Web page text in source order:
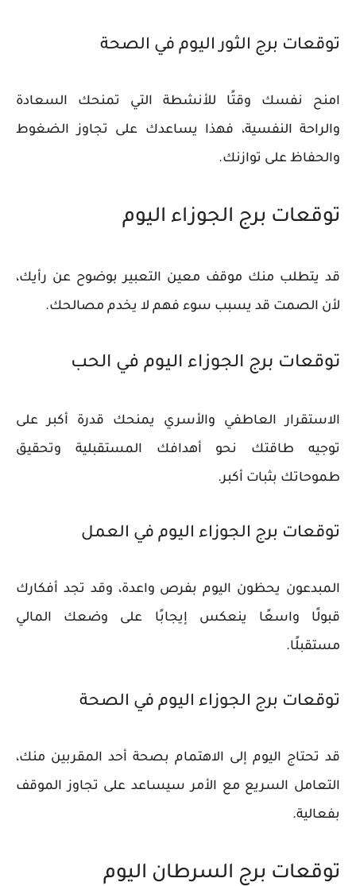
توقعات برج الثور اليوم في الصحة
امنح نفسك وقتًا للأنشطة التي تمنحك السعادة
والراحة النفسية، فهذا يساعدك على تجاوز الضغوط
والحفاظ على توازنك.
توقعات برج الجوزاء اليوم
قد يتطلب منك موقف معين التعبير بوضوح عن رأيك،
لأن الصمت قد يسبب سوء فهم لا يخدم مصالحك.
توقعات برج الجوزاء اليوم في الحب
الاستقرار العاطفي والأسري يمنحك قدرة أكبر على
توجيه طاقتك نحو أهدافك المستقبلية وتحقيق
طموحاتك بثبات أكبر.
توقعات برج الجوزاء اليوم في العمل
المبدعون يحظون اليوم بفرص واعدة، وقد تجد أفكارك
قبولًا واسعًا ينعكس إيجابًا على وضعك المالي
مستقبلًا.
توقعات برج الجوزاء اليوم في الصحة
قد تحتاج اليوم إلى الاهتمام بصحة أحد المقربين منك،
التعامل السريع مع الأمر سيساعد على تجاوز الموقف
بفعالية.
توقعات برج السرطان اليوم